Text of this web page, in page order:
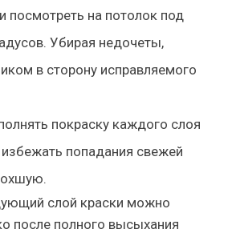
посмотреть на потолок под
Убирая недочеты,
в сторону исправляемого
покраску каждого слоя
попадания свежей
слой краски можно
после полного высыхания